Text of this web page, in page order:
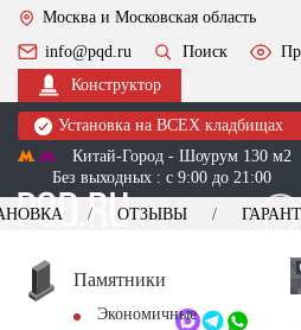
Москва и Московская область
info@pqd.ru
Поиск
Конструктор
Установка на ВСЕХ кладбищах
Китай-Город - Шоурум 130 м2
Без выходных : с 9:00 до 21:00
+7 (495) 518-44-23
Обратный звонок
ОТЗЫВЫ
Памятники
Экономичные